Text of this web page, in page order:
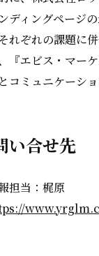
ディングページ
れぞれの課題に
『エビス・マー
コミュニケーシ
い合せ先
担当：梶原